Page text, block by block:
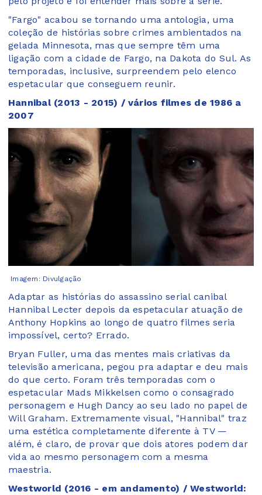
"Fargo" acabou se tornando uma antologia, uma
coleção de histórias sobre crimes ambientados na
gelada Minnesota, mas que sempre têm uma
ligação com a cidade de Fargo, na Dakota do Sul. As
temporadas, inclusive, surpreendem pelo elenco
espetacular que conseguem reunir.
Hannibal (2013 - 2015) / vários filmes de 1986 a
2007
Imagem: Divulgação
Adaptar as histórias do assassino serial canibal
Hannibal Lecter depois da espetacular atuação de
Anthony Hopkins ao longo de quatro filmes seria
impossível, certo? Errado.
Bryan Fuller, uma das mentes mais criativas da
televisão americana, pegou pra adaptar e deu mais
do que certo. Foram três temporadas com o
espetacular Mads Mikkelsen como o consagrado
personagem e Hugh Dancy ao seu lado no papel de
Will Graham. Extremamente visual, "Hannibal" traz
uma estética completamente diferente à TV —
além, é claro, de provar que dois atores podem dar
vida ao mesmo personagem com a mesma
maestria.
Westworld (2016 - em andamento) / Westworld: